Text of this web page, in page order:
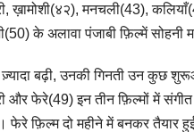
ख़ामोशी(४२), मनचली(43),
के अलावा पंजाबी फ़िल्में सोहनी
बढ़ी, उनकी गिनती उन कुछ
और फेरे(49) इन तीन फ़िल्मों में
फेरे फ़िल्म दो महीने में बनकर